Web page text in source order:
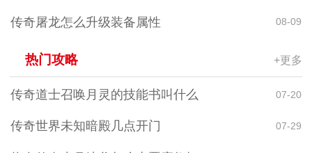
传奇屠龙怎么升级装备属性 08-09
热门攻略 +更多
传奇道士召唤月灵的技能书叫什么 07-20
传奇世界未知暗殿几点开门 07-29